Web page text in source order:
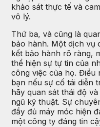
khảo sát thực tế và
vô lý.
Thứ ba, và cũng là
bảo hành. Một dịch vụ
kết bảo hành rõ ràng,
thể hiện sự tự tin của
công việc của họ. Điều
bạn nếu sự cố tái diễn
hãy quan sát thái độ
ngũ kỹ thuật. Sự
đầy đủ máy móc hiện
một công ty đáng tin